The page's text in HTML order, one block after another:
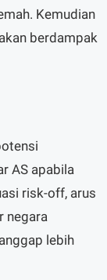
Kemudian
berdampak
AS apabila
risk-off, arus
negara
lebih